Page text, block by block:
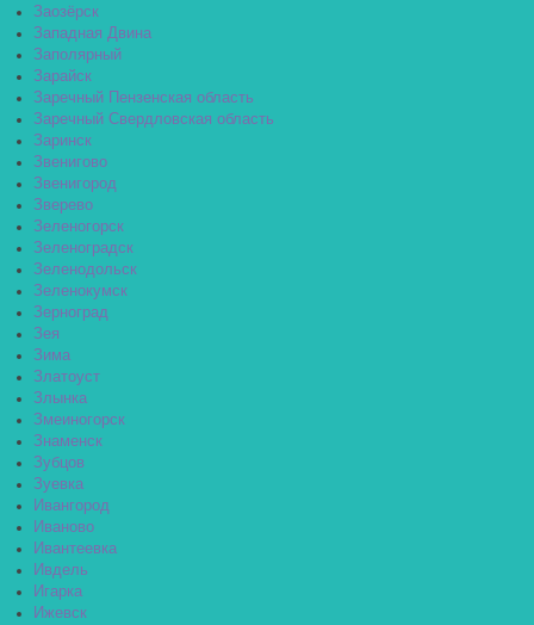
Заозёрск
Западная Двина
Заполярный
Зарайск
Заречный Пензенская область
Заречный Свердловская область
Заринск
Звенигово
Звенигород
Зверево
Зеленогорск
Зеленоградск
Зеленодольск
Зеленокумск
Зерноград
Зея
Зима
Златоуст
Злынка
Змеиногорск
Знаменск
Зубцов
Зуевка
Ивангород
Иваново
Ивантеевка
Ивдель
Игарка
Ижевск